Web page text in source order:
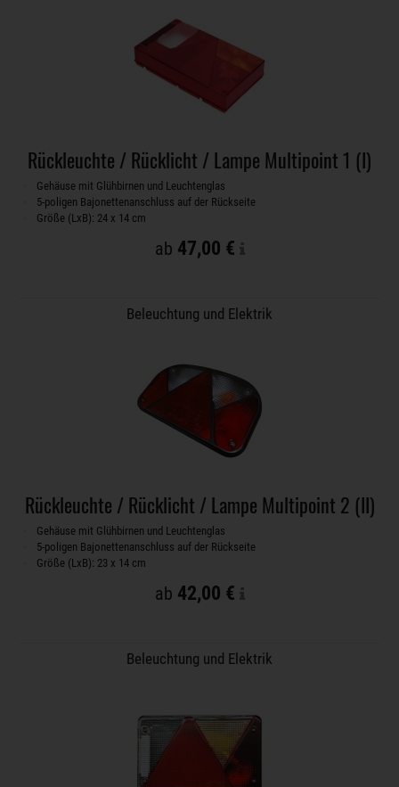
Rückleuchte / Rücklicht / Lampe Multipoint 1 (I)
Gehäuse mit Glühbirnen und Leuchtenglas
5-poligen Bajonettenanschluss auf der Rückseite
Größe (LxB): 24 x 14 cm
ab 47,00 €
Beleuchtung und Elektrik
Rückleuchte / Rücklicht / Lampe Multipoint 2 (II)
Gehäuse mit Glühbirnen und Leuchtenglas
5-poligen Bajonettenanschluss auf der Rückseite
Größe (LxB): 23 x 14 cm
ab 42,00 €
Beleuchtung und Elektrik